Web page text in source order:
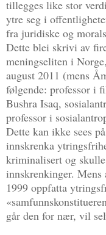
tillegges like stor
ytre seg i
fra juridiske og
Dette blei skrivi av
meningseliten i
august 2011 (mens
følgende: professor i
Bushra Isaq,
professor i
Dette kan ikke sees
innskrenka
kriminalisert og
innskrenkinger.
1999 oppfatta
går den for nær, vil